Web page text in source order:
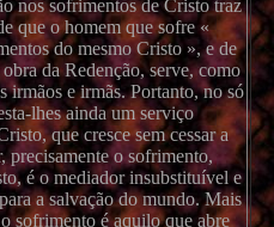
nos sofrimentos de Cristo traz
que o homem que sofre «
do mesmo Cristo », e de
da Redenção, serve, como
irmãos e irmãs. Portanto, no só
lhes ainda um serviço
que cresce sem cessar a
precisamente o sofrimento,
é o mediador insubstituível e
a salvação do mundo. Mais
sofrimento é aquilo que abre